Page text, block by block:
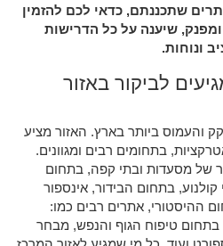
שתכננתם, כדאי לכם להזמין
שיענה על כל הדרישות
ונוחות.
לביקור באזור
והעמוס ביותר בארץ. האזור מציע
בתחומים רבים ומגוונים.
של מסעדות ובתי קפה, בתחום
בתחום הבידור, אינספור
ההיסטורי, אתרים רבים כמו:
בתחום טיפוח הגוף והנפש, מבחר